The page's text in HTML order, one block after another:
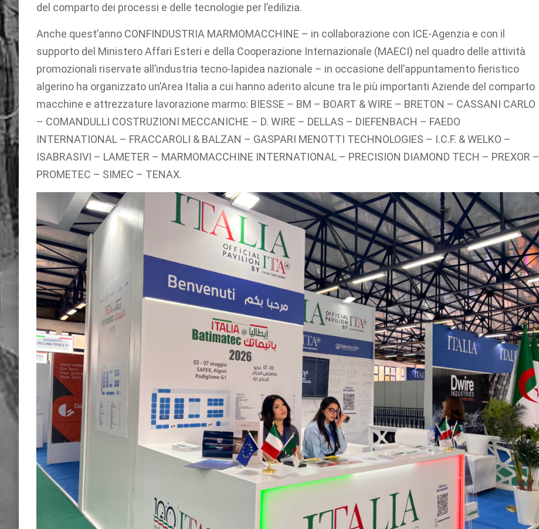
del comparto dei processi e delle tecnologie per l’edilizia.
Anche quest’anno CONFINDUSTRIA MARMOMACCHINE – in collaborazione con ICE-Agenzia e con il
supporto del Ministero Affari Esteri e della Cooperazione Internazionale (MAECI) nel quadro delle attività
promozionali riservate all’industria tecno-lapidea nazionale – in occasione dell’appuntamento fieristico
algerino ha organizzato un’Area Italia a cui hanno aderito alcune tra le più importanti Aziende del comparto
macchine e attrezzature lavorazione marmo: BIESSE – BM – BOART & WIRE – BRETON – CASSANI CARLO
– COMANDULLI COSTRUZIONI MECCANICHE – D. WIRE – DELLAS – DIEFENBACH – FAEDO
INTERNATIONAL – FRACCAROLI & BALZAN – GASPARI MENOTTI TECHNOLOGIES – I.C.F. & WELKO –
ISABRASIVI – LAMETER – MARMOMACCHINE INTERNATIONAL – PRECISION DIAMOND TECH – PREXOR –
PROMETEC – SIMEC – TENAX.